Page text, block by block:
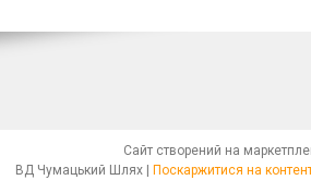
Сайт створений на
ВД Чумацький Шлях | Поскаржитися на